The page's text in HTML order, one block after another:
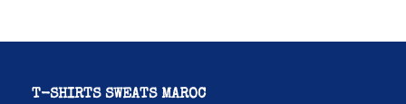
T-SHIRTS SWEATS MAROC